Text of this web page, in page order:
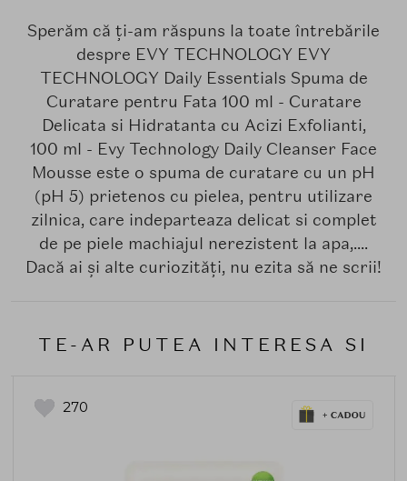
Sperăm că ți-am răspuns la toate întrebările
despre EVY TECHNOLOGY EVY
TECHNOLOGY Daily Essentials Spuma de
Curatare pentru Fata 100 ml - Curatare
Delicata si Hidratanta cu Acizi Exfolianti,
100 ml - Evy Technology Daily Cleanser Face
Mousse este o spuma de curatare cu un pH
(pH 5) prietenos cu pielea, pentru utilizare
zilnica, care indeparteaza delicat si complet
de pe piele machiajul nerezistent la apa,....
Dacă ai și alte curiozități, nu ezita să ne scrii!
TE-AR PUTEA INTERESA SI
270